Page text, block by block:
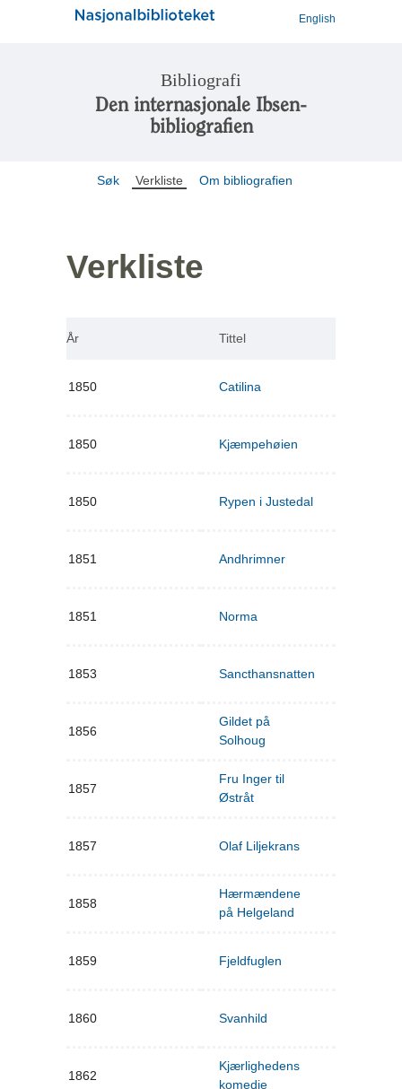
English
Bibliografi
Den internasjonale Ibsen-
bibliografien
Søk Verkliste Om bibliografien
Verkliste
År Tittel
1850 Catilina
1850 Kjæmpehøien
1850 Rypen i Justedal
1851 Andhrimner
1851 Norma
1853 Sancthansnatten
1856
Gildet på
Solhoug
1857
Fru Inger til
Østråt
1857 Olaf Liljekrans
1858
Hærmændene
på Helgeland
1859 Fjeldfuglen
1860 Svanhild
1862
Kjærlighedens
komedie